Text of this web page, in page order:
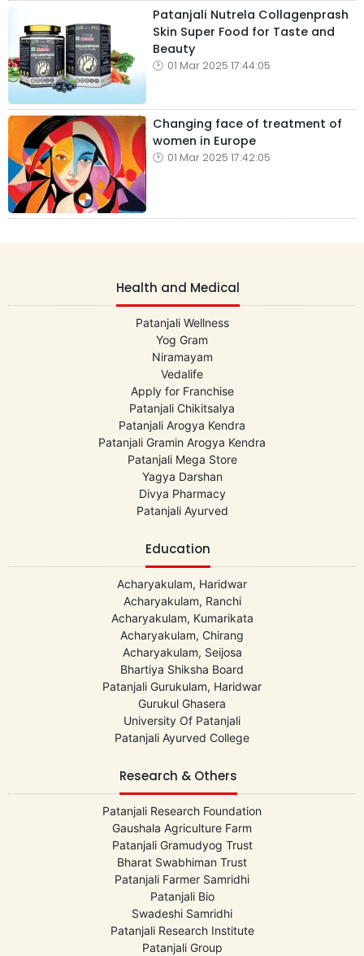
Patanjali Nutrela Collagenprash
Skin Super Food for Taste and
Beauty
01 Mar 2025 17:44:05
Changing face of treatment of
women in Europe
01 Mar 2025 17:42:05
Health and Medical
Patanjali Wellness
Yog Gram
Niramayam
Vedalife
Apply for Franchise
Patanjali Chikitsalya
Patanjali Arogya Kendra
Patanjali Gramin Arogya Kendra
Patanjali Mega Store
Yagya Darshan
Divya Pharmacy
Patanjali Ayurved
Education
Acharyakulam, Haridwar
Acharyakulam, Ranchi
Acharyakulam, Kumarikata
Acharyakulam, Chirang
Acharyakulam, Seijosa
Bhartiya Shiksha Board
Patanjali Gurukulam, Haridwar
Gurukul Ghasera
University Of Patanjali
Patanjali Ayurved College
Research & Others
Patanjali Research Foundation
Gaushala Agriculture Farm
Patanjali Gramudyog Trust
Bharat Swabhiman Trust
Patanjali Farmer Samridhi
Patanjali Bio
Swadeshi Samridhi
Patanjali Research Institute
Patanjali Group